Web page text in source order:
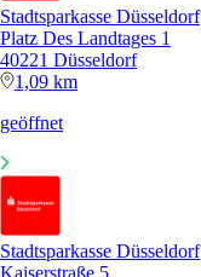
Stadtsparkasse Düsseldorf
Platz Des Landtages 1
40221 Düsseldorf
1,09 km
geöffnet
Stadtsparkasse Düsseldorf
Kaiserstraße 5